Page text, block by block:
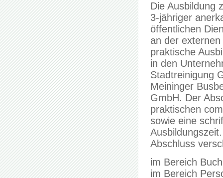
Die Ausbildung
3-jähriger
öffentlichen
an der
praktische
in den
Stadtreinigung
Meininger
GmbH. Der
praktischen
sowie eine
Abschluss
im Bereich
im Bereich